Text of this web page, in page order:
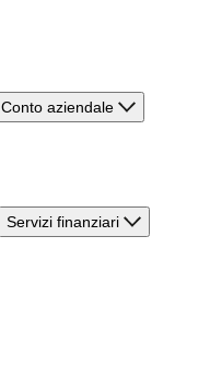
Conto aziendale
Servizi finanziari